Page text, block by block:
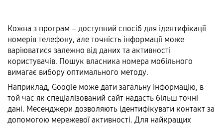
Кожна з програм – доступний спосіб для ідентифікації
номерів телефону, але точність інформації може
варіюватися залежно від даних та активності
користувачів. Пошук власника номера мобільного
вимагає вибору оптимального методу.
Наприклад, Google може дати загальну інформацію, в
той час як спеціалізований сайт надасть більш точні
дані. Месенджери дозволяють ідентифікувати контакт за
допомогою мережевої активності. Для найкращих